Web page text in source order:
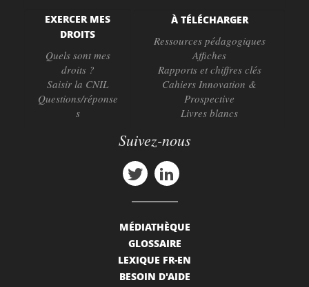
EXERCER MES
DROITS
Quels sont mes
droits ?
Saisir la CNIL
Questions/réponse
s
À TÉLÉCHARGER
Ressources pédagogiques
Affiches
Rapports et chiffres clés
Cahiers Innovation &
Prospective
Livres blancs
Suivez-nous
MÉDIATHÈQUE
GLOSSAIRE
LEXIQUE FR-EN
BESOIN D'AIDE